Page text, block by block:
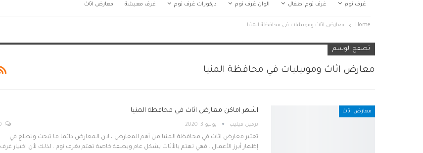
غرف نوم غرف نوم اطفال الوان غرف نوم ديكورات غرف نوم غرف معيشة معارض اثاث
Home معارض اثاث وموبيليات في محافظة المنيا
تصفح الوسم
معارض اثاث وموبيليات في محافظة المنيا
معارض اثاث اشهر اماكن معارض اثاث في محافظة المنيا
نرمين فيليب يوليو 3, 2020
تعتبر معارض اثاث في محافظة المنيا من أهم المعارض ، لان المعارض دائما ما تبحث وتطلع في
إظهار أبرز الأعمال . فهي تهتم بالأثاث بشكل عام وبصفة خاصة تهتم بغرف نوم . لذلك لأن اختيار غرف